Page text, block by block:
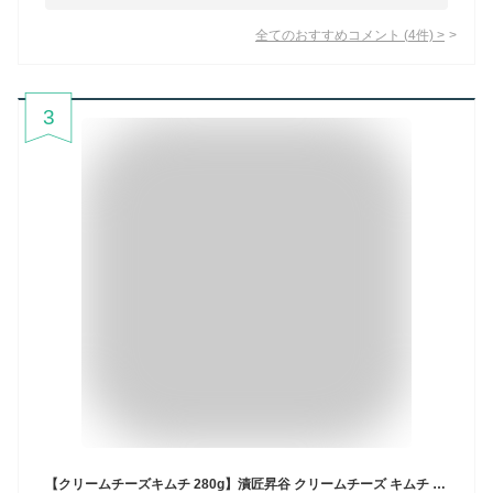
全てのおすすめコメント (4件) >
3
【クリームチーズキムチ 280g】漬匠昇谷 クリームチーズ キムチ 国産 美味しい おつまみ チーズおつまみ ギフト 父の日 酒のつまみ チーズ ワインに合うおつまみ お取り寄せ 珍味 家飲み ホームパーティー 手土産 おしゃれ プレゼント 持ち寄り ワインのつまみ パンのお供